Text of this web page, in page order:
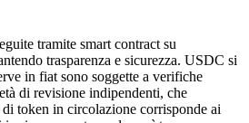
tramite smart contract su
trasparenza e sicurezza. USDC si
in fiat sono soggette a verifiche
di revisione indipendenti, che
token in circolazione corrisponde ai